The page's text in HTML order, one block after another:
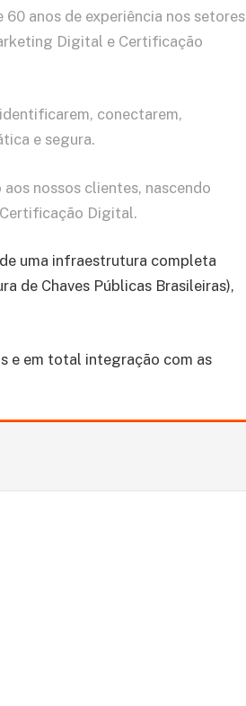
anos de experiência nos setores
Digital e Certificação
conectarem,
e segura.
nossos clientes, nascendo
Digital.
uma infraestrutura completa
de Chaves Públicas Brasileiras),
e em total integração com as